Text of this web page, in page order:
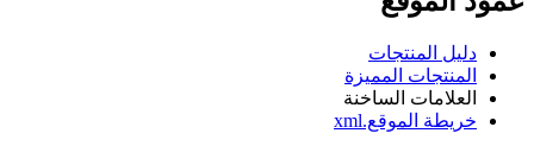
دليل المنتجات
المنتجات المميزة
العلامات الساخنة
خريطة الموقع.xml